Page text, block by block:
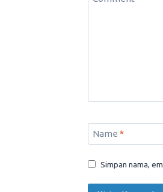
Name *
Simpan nama,